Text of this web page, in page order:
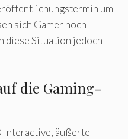
um
sich Gamer noch
diese Situation jedoch
die Gaming-
Interactive, äußerte